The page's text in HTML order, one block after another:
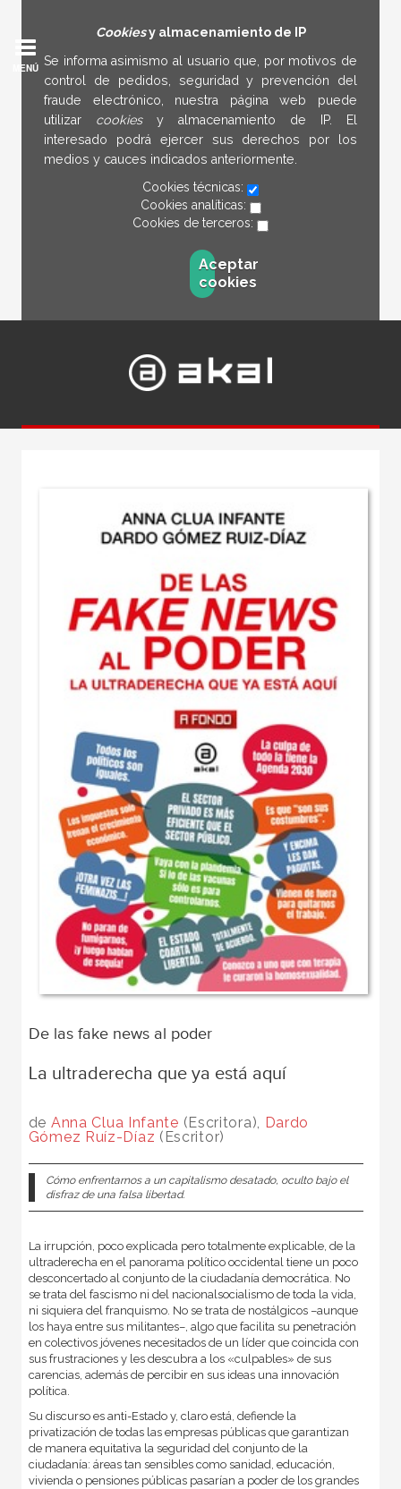
Cookiesy almacenamiento de IP
Se informa asimismo al usuario que, por motivos de
control de pedidos, seguridad y prevención del
fraude electrónico, nuestra página web puede
utilizar cookies y almacenamiento de IP. El
interesado podrá ejercer sus derechos por los
medios y cauces indicados anteriormente.
Cookies técnicas:
Cookies analíticas:
Cookies de terceros:
Aceptar
cookies
MENÚ
De las fake news al poder
La ultraderecha que ya está aquí
de Anna Clua Infante (Escritora), Dardo
Gómez Ruíz-Díaz (Escritor)
Cómo enfrentarnos a un capitalismo desatado, oculto bajo el
disfraz de una falsa libertad.
La irrupción, poco explicada pero totalmente explicable, de la
ultraderecha en el panorama político occidental tiene un poco
desconcertado al conjunto de la ciudadanía democrática. No
se trata del fascismo ni del nacionalsocialismo de toda la vida,
ni siquiera del franquismo. No se trata de nostálgicos –aunque
los haya entre sus militantes–, algo que facilita su penetración
en colectivos jóvenes necesitados de un líder que coincida con
sus frustraciones y les descubra a los «culpables» de sus
carencias, además de percibir en sus ideas una innovación
política.
Su discurso es anti-Estado y, claro está, defiende la
privatización de todas las empresas públicas que garantizan
de manera equitativa la seguridad del conjunto de la
ciudadanía: áreas tan sensibles como sanidad, educación,
vivienda o pensiones públicas pasarían a poder de los grandes